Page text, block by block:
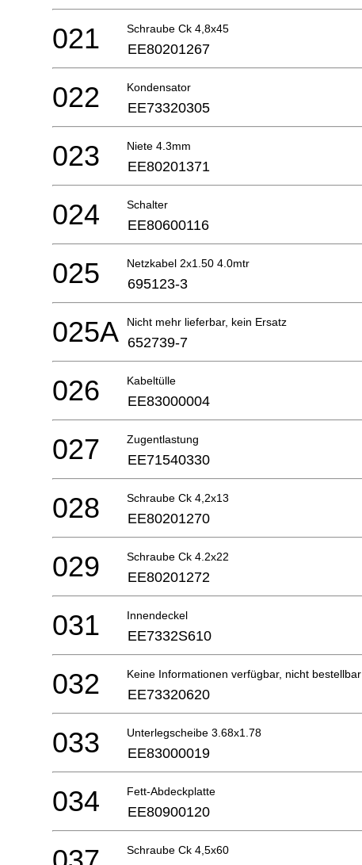
Schraube Ck 4,8x45
021 EE80201267
Kondensator
022 EE73320305
Niete 4.3mm
023 EE80201371
Schalter
024 EE80600116
Netzkabel 2x1.50 4.0mtr
025 695123-3
Nicht mehr lieferbar, kein Ersatz
025A 652739-7
Kabeltülle
026 EE83000004
Zugentlastung
027 EE71540330
Schraube Ck 4,2x13
028 EE80201270
Schraube Ck 4.2x22
029 EE80201272
Innendeckel
031 EE7332S610
Keine Informationen verfügbar, nicht bestellbar
032 EE73320620
Unterlegscheibe 3.68x1.78
033 EE83000019
Fett-Abdeckplatte
034 EE80900120
Schraube Ck 4,5x60